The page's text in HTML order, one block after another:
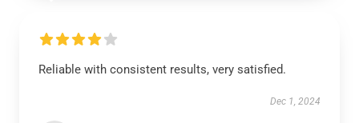
Reliable with consistent results, very satisfied.
Dec 1, 2024